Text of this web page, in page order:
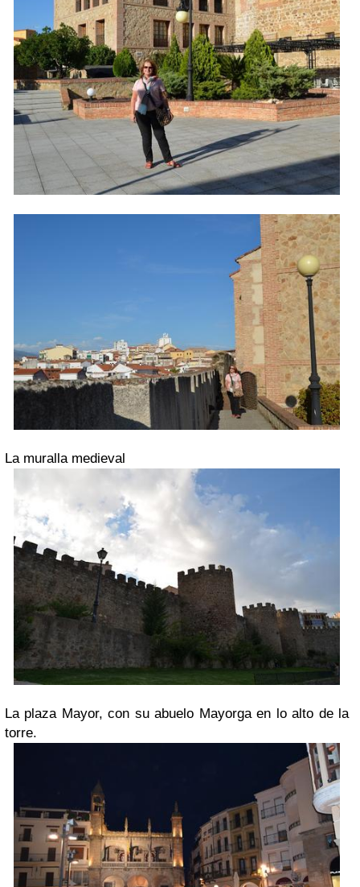
La muralla medieval
La plaza Mayor, con su abuelo Mayorga en lo alto de la
torre.